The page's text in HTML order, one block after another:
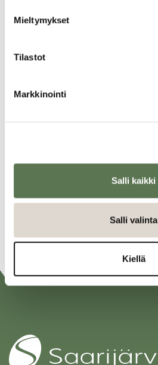
Mieltymykset
Tilastot
Markkinointi
Salli kaikki
Salli valinta
Kiellä
Jaa tapahtuma:
Twitter